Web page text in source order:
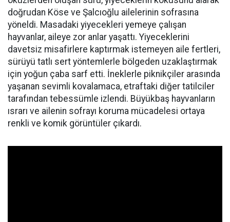
doğrudan Köse ve Şalcıoğlu ailelerinin sofrasına
yöneldi. Masadaki yiyecekleri yemeye çalışan
hayvanlar, aileye zor anlar yaşattı. Yiyeceklerini
davetsiz misafirlere kaptırmak istemeyen aile fertleri,
sürüyü tatlı sert yöntemlerle bölgeden uzaklaştırmak
için yoğun çaba sarf etti. İneklerle piknikçiler arasında
yaşanan sevimli kovalamaca, etraftaki diğer tatilciler
tarafından tebessümle izlendi. Büyükbaş hayvanların
ısrarı ve ailenin sofrayı koruma mücadelesi ortaya
renkli ve komik görüntüler çıkardı.